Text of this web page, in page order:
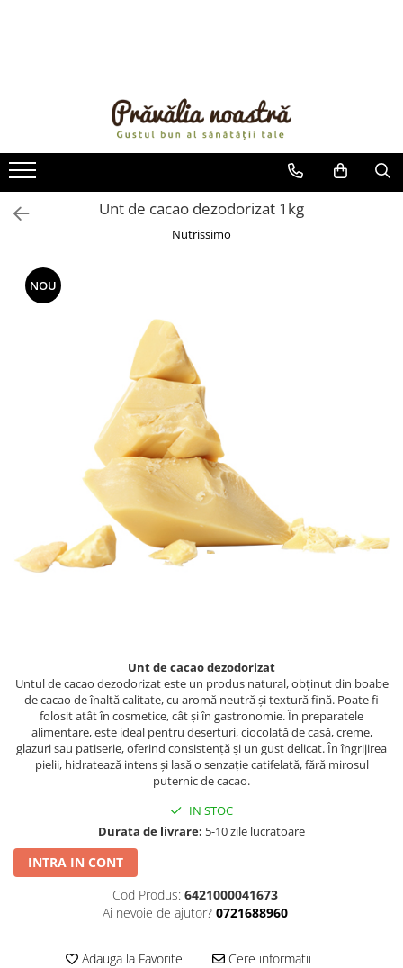
ULEIURI ȘI UNTURI
MĂSLINE
NUCI ȘI SEMINȚE
FRUCTE DESHIDRATATE
FRUCTE LA CONSERVĂ
OȚETURI ȘI SOSURI
BĂUTURI / LAPTE VEGETAL
CREME ȘI PASTE TARTINABILE
CONDIMENTE
CEAIURI GRECEȘTI
CIOCOLATĂ ȘI CACAO
HEALTHY SNACKS
SUPERALIMENTE
LACTATE
COSMETICE
REMEDII NATURISTE
TOATE PRODUSELE
Unt de cacao dezodorizat 1kg
Nutrissimo
NOU
Unt de cacao dezodorizat
Untul de cacao dezodorizat este un produs natural, obținut din boabe
de cacao de înaltă calitate, cu aromă neutră și textură fină. Poate fi
folosit atât în cosmetice, cât și în gastronomie. În preparatele
alimentare, este ideal pentru deserturi, ciocolată de casă, creme,
glazuri sau patiserie, oferind consistență și un gust delicat. În îngrijirea
pielii, hidratează intens și lasă o senzație catifelată, fără mirosul
puternic de cacao.
IN STOC
Durata de livrare: 5-10 zile lucratoare
INTRA IN CONT
Cod Produs: 6421000041673
Ai nevoie de ajutor? 0721688960
Adauga la Favorite Cere informatii